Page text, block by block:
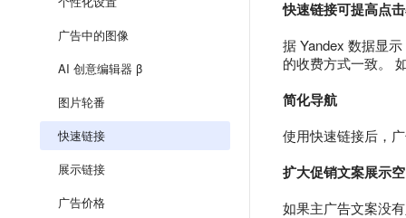
广告中的图像
AI 创意编辑器 β
图片轮番
快速链接
展示链接
广告价格
快速链接可提高点
据 Yandex 数据显
的收费方式一致。
简化导航
使用快速链接后，
扩大促销文案展示
如果主广告文案没